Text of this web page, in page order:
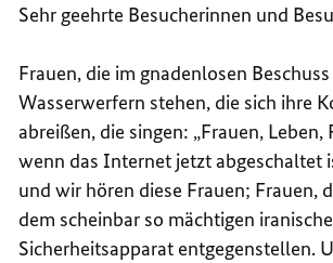
Sehr geehrte Besucherinnen und
Frauen, die im gnadenlosen
Wasserwerfern stehen, die sich ihre
abreißen, die singen: „Frauen, Leben,
wenn das Internet jetzt abgeschaltet
und wir hören diese Frauen; Frauen,
dem scheinbar so mächtigen
Sicherheitsapparat entgegenstellen.